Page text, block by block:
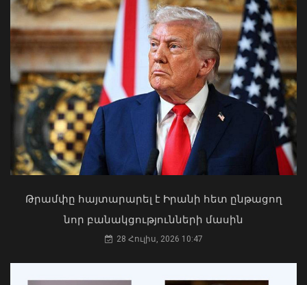
Հայաստանն ու Ադրբեջանը շարժվում
են դեպի մշտական խաղաղության
համաձայնագիր. Թուրքիայի ԱԳ
նախարար
09 Օգոստոս, 2026 12:46
03 Օգոստոս, 2026 13:13
եկել. Կոնջորյանը՝ «Հայաստան»
դաշինքի պատգամավորներին
Թրամփը հայտարարել է Իրանի հետ ընթացող
նոր բանակցությունների մասին
28 Հուլիս, 2026 10:47